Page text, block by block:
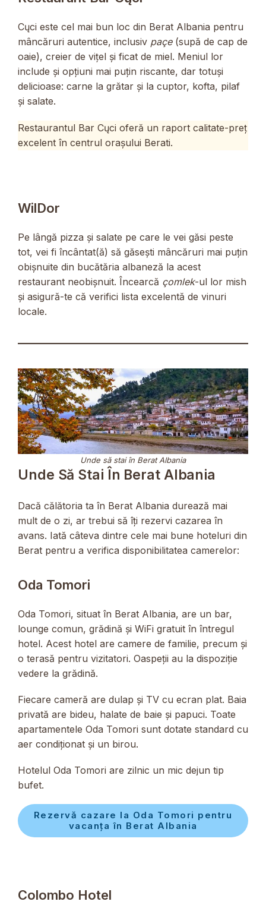
Cųci este cel mai bun loc din Berat Albania pentru
mâncăruri autentice, inclusiv paçe(supă de cap de
oaie), creier de vițel și ficat de miel. Meniul lor
include și opțiuni mai puțin riscante, dar totuși
delicioase: carne la grătar și la cuptor, kofta, pilaf
și salate.
Restaurantul Bar Cųci oferă un raport calitate-preț
excelent în centrul orașului Berati.
WilDor
Pe lângă pizza și salate pe care le vei găsi peste
tot, vei fi încântat(ă) să găsești mâncăruri mai puțin
obișnuite din bucătăria albaneză la acest
restaurant neobișnuit. Încearcă çomlek-ul lor mish
și asigură-te că verifici lista excelentă de vinuri
locale.
Unde să stai în Berat Albania
Unde Să Stai În Berat Albania
Dacă călătoria ta în Berat Albania durează mai
mult de o zi, ar trebui să îți rezervi cazarea în
avans. Iată câteva dintre cele mai bune hoteluri din
Berat pentru a verifica disponibilitatea camerelor:
Oda Tomori
Oda Tomori, situat în Berat Albania, are un bar,
lounge comun, grădină și WiFi gratuit în întregul
hotel. Acest hotel are camere de familie, precum și
o terasă pentru vizitatori. Oaspeții au la dispoziție
vedere la grădină.
Fiecare cameră are dulap și TV cu ecran plat. Baia
privată are bideu, halate de baie și papuci. Toate
apartamentele Oda Tomori sunt dotate standard cu
aer condiționat și un birou.
Hotelul Oda Tomori are zilnic un mic dejun tip
bufet.
Rezervă cazare la Oda Tomori pentru
vacanța în Berat Albania
Colombo Hotel